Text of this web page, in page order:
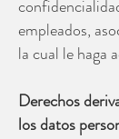
empleados,
la cual le haga
Derechos
los datos